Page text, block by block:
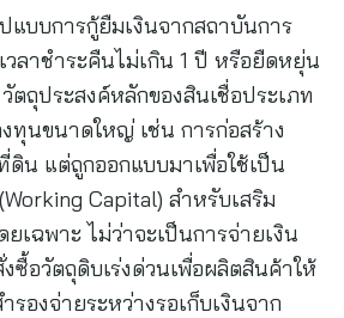
แบบการกู้ยืมเงินจากสถาบันการ
วลาชำระคืนไม่เกิน 1 ปี หรือยืดหยุ่น
ตถุประสงค์หลักของสินเชื่อประเภท
ทุนขนาดใหญ่ เช่น การก่อสร้าง
ดิน แต่ถูกออกแบบมาเพื่อใช้เป็น
Capital) สำหรับเสริม
เฉพาะ ไม่ว่าจะเป็นการจ่ายเงิน
ซื้อวัตถุดิบเร่งด่วนเพื่อผลิตสินค้าให้
รองจ่ายระหว่างรอเก็บเงินจาก